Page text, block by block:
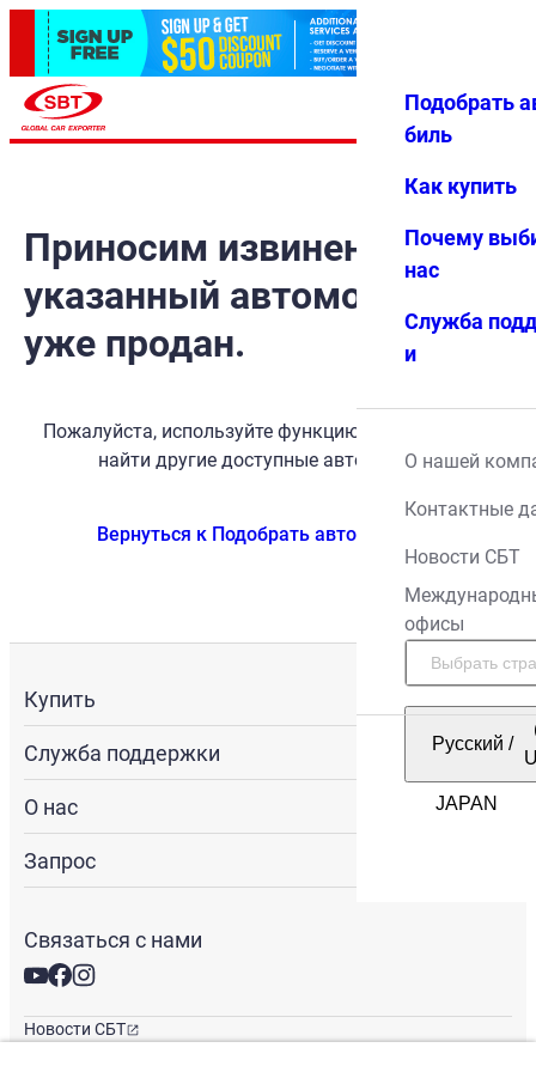
Избранн
Меню
Подобрать
биль
Как купить
Почему
нас
Служба
и
О нашей
Контактные
Новости СБТ
офисы
Русский /
Приносим извинения, но
указанный автомобиль
уже продан.
Пожалуйста, используйте функцию поиска, чтобы
найти другие доступные автомобили.
Вернуться к Подобрать автомобиль
Купить
Служба поддержки
О нас
Запрос
Связаться с нами
Новости СБТ